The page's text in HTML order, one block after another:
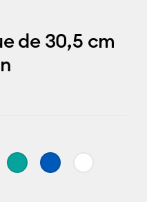
de 30,5 cm